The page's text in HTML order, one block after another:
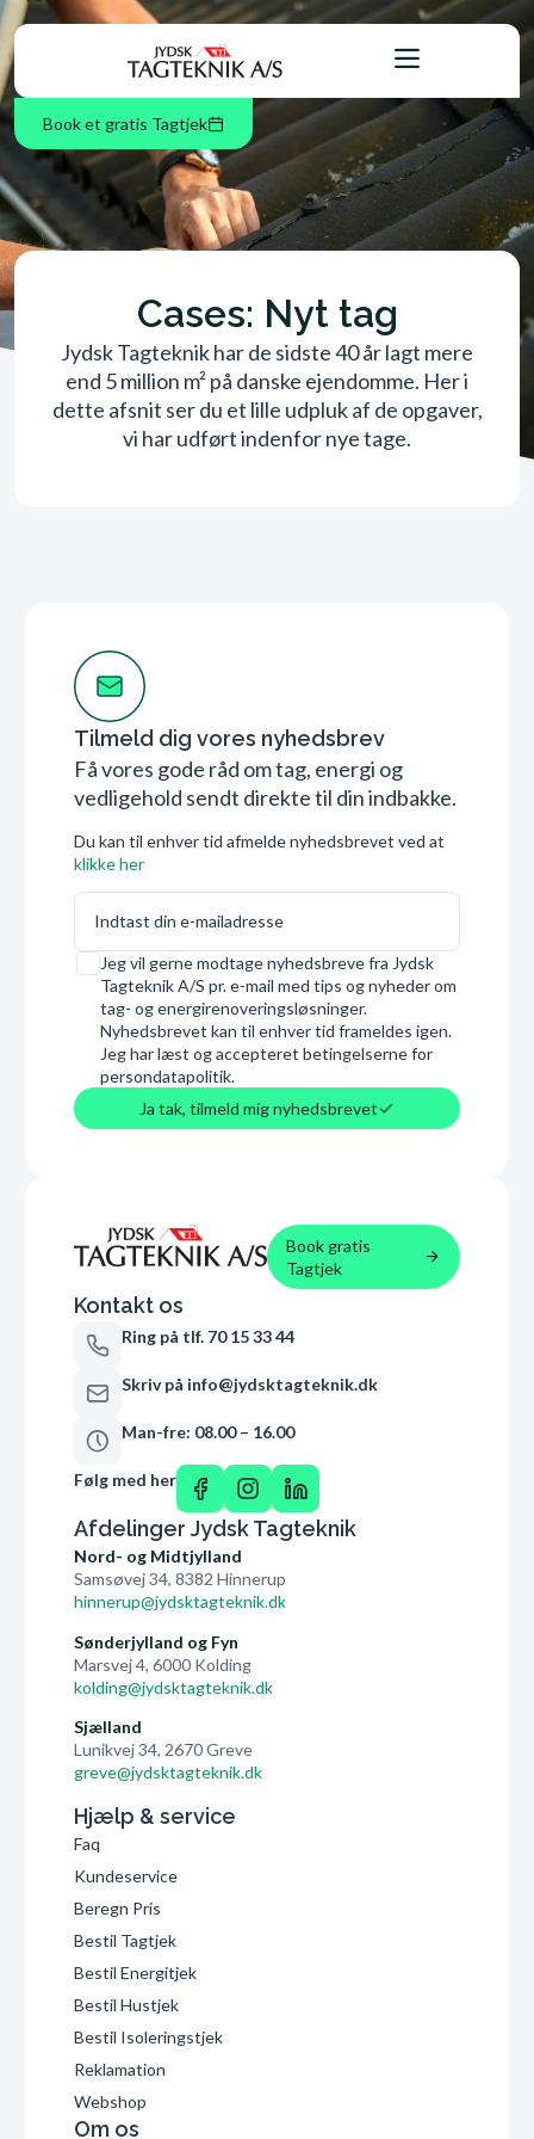
Book et gratis Tagtjek
Cases: Nyt tag
Jydsk Tagteknik har de sidste 40 år lagt mere
end 5 million m² på danske ejendomme. Her i
dette afsnit ser du et lille udpluk af de opgaver,
vi har udført indenfor nye tage.
Tilmeld dig vores nyhedsbrev
Få vores gode råd om tag, energi og
vedligehold sendt direkte til din indbakke.
Du kan til enhver tid afmelde nyhedsbrevet ved at
klikke her
E-mail
Samtykke
Jeg vil gerne modtage nyhedsbreve fra Jydsk
Tagteknik A/S pr. e-mail med tips og nyheder om
tag- og energirenoveringsløsninger.
Nyhedsbrevet kan til enhver tid frameldes igen.
Jeg har læst og accepteret betingelserne for
persondatapolitik.
Ja tak, tilmeld mig nyhedsbrevet
Book gratis
Tagtjek
Kontakt os
Ring på tlf. 70 15 33 44
Skriv på info@jydsktagteknik.dk
Man-fre: 08.00 – 16.00
Følg med her
Afdelinger Jydsk Tagteknik
Nord- og Midtjylland
Samsøvej 34, 8382 Hinnerup
hinnerup@jydsktagteknik.dk
Sønderjylland og Fyn
Marsvej 4, 6000 Kolding
kolding@jydsktagteknik.dk
Sjælland
Lunikvej 34, 2670 Greve
greve@jydsktagteknik.dk
Hjælp & service
Faq
Kundeservice
Beregn Pris
Bestil Tagtjek
Bestil Energitjek
Bestil Hustjek
Bestil Isoleringstjek
Reklamation
Webshop
Om os